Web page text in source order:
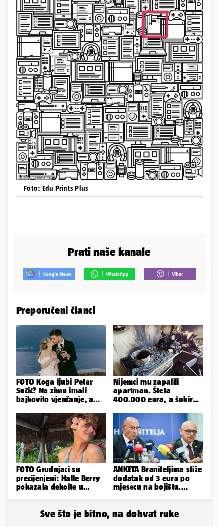
Foto: Edu Prints Plus
Prati naše kanale
Preporučeni članci
FOTO Koga ljubi Petar
Sučić? Na zimu imali
bajkovito vjenčanje, a
sin!
Nijemci mu zapalili
apartman. Šteta
400.000 eura, a šokirao
FOTO Grudnjaci su
precijenjeni: Halle Berry
pokazala dekolte u
ANKETA Braniteljima stiže
dodatak od 3 eura po
mjesecu na bojištu.
Sve što je bitno, na dohvat ruke